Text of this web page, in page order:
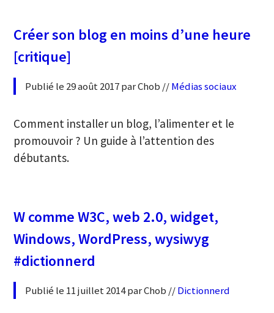
Créer son blog en moins d’une heure
[critique]
Publié le 29 août 2017 par Chob //Médias sociaux
Comment installer un blog, l’alimenter et le
promouvoir ? Un guide à l’attention des
débutants.
W comme W3C, web 2.0, widget,
Windows, WordPress, wysiwyg
#dictionnerd
Publié le 11 juillet 2014 par Chob //Dictionnerd